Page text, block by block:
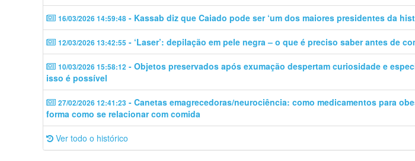
16/03/2026 14:59:48 - Kassab diz que Caiado pode ser ‘um dos maiores presidentes da
12/03/2026 13:42:55 - ‘Laser’: depilação em pele negra – o que é preciso saber antes de
10/03/2026 15:58:12 - Objetos preservados após exumação despertam curiosidade e
isso é possível
27/02/2026 12:41:23 - Canetas emagrecedoras/neurociência: como medicamentos para
forma como se relacionar com comida
Ver todo o histórico